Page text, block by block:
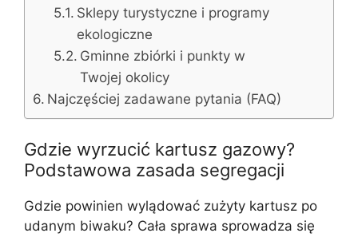
Sklepy turystyczne i programy
ekologiczne
Gminne zbiórki i punkty w
Twojej okolicy
Najczęściej zadawane pytania (FAQ)
Gdzie wyrzucić kartusz gazowy?
Podstawowa zasada segregacji
Gdzie powinien wylądować zużyty kartusz po
udanym biwaku? Cała sprawa sprowadza się